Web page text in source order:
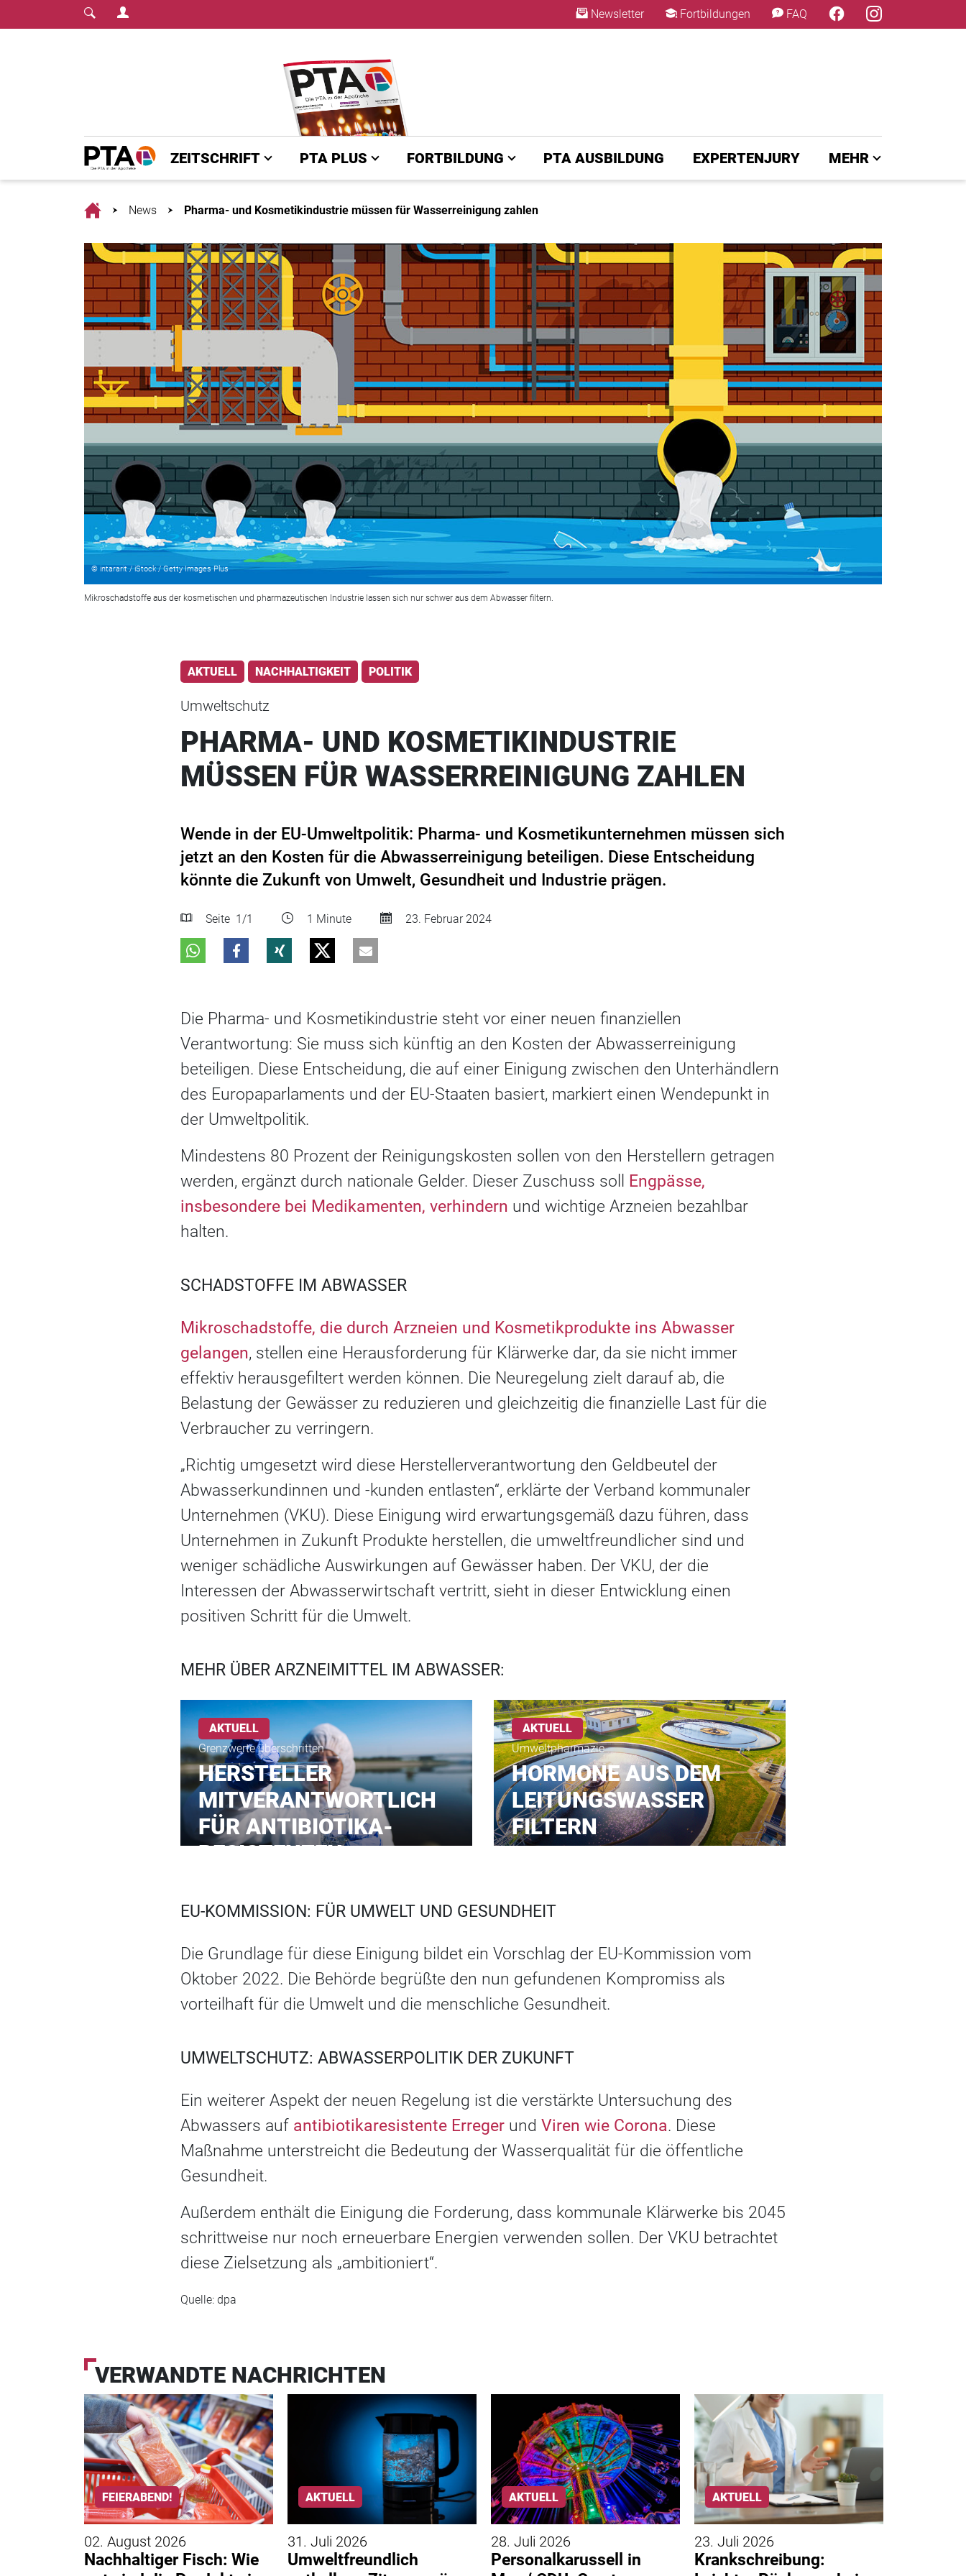
Login Menu Newsletter Fortbildungen FAQ
Home
ZEITSCHRIFT PTA PLUS FORTBILDUNG PTA AUSBILDUNG EXPERTENJURY MEHR
HomeNews Pharma- und Kosmetikindustrie müssen für Wasserreinigung zahlen
© intararit / iStock / Getty Images Plus
Mikroschadstoffe aus der kosmetischen und pharmazeutischen Industrie lassen sich nur schwer aus dem Abwasser filtern.
AKTUELL NACHHALTIGKEIT POLITIK
Umweltschutz
PHARMA- UND KOSMETIKINDUSTRIE
MÜSSEN FÜR WASSERREINIGUNG ZAHLEN
Wende in der EU-Umweltpolitik: Pharma- und Kosmetikunternehmen müssen sich
jetzt an den Kosten für die Abwasserreinigung beteiligen. Diese Entscheidung
könnte die Zukunft von Umwelt, Gesundheit und Industrie prägen.
Seite 1 /1 1 Minute 23. Februar 2024
Die Pharma- und Kosmetikindustrie steht vor einer neuen finanziellen
Verantwortung: Sie muss sich künftig an den Kosten der Abwasserreinigung
beteiligen. Diese Entscheidung, die auf einer Einigung zwischen den Unterhändlern
des Europaparlaments und der EU-Staaten basiert, markiert einen Wendepunkt in
der Umweltpolitik.
Mindestens 80 Prozent der Reinigungskosten sollen von den Herstellern getragen
werden, ergänzt durch nationale Gelder. Dieser Zuschuss soll Engpässe,
insbesondere bei Medikamenten, verhindern und wichtige Arzneien bezahlbar
halten.
SCHADSTOFFE IM ABWASSER
Mikroschadstoffe, die durch Arzneien und Kosmetikprodukte ins Abwasser
gelangen, stellen eine Herausforderung für Klärwerke dar, da sie nicht immer
effektiv herausgefiltert werden können. Die Neuregelung zielt darauf ab, die
Belastung der Gewässer zu reduzieren und gleichzeitig die finanzielle Last für die
Verbraucher zu verringern.
„Richtig umgesetzt wird diese Herstellerverantwortung den Geldbeutel der
Abwasserkundinnen und -kunden entlasten“, erklärte der Verband kommunaler
Unternehmen (VKU). Diese Einigung wird erwartungsgemäß dazu führen, dass
Unternehmen in Zukunft Produkte herstellen, die umweltfreundlicher sind und
weniger schädliche Auswirkungen auf Gewässer haben. Der VKU, der die
Interessen der Abwasserwirtschaft vertritt, sieht in dieser Entwicklung einen
positiven Schritt für die Umwelt.
MEHR ÜBER ARZNEIMITTEL IM ABWASSER:
AKTUELL
Grenzwerte überschritten
HERSTELLER
MITVERANTWORTLICH
FÜR ANTIBIOTIKA-
RESISTENZEN
AKTUELL
Umweltpharmazie
HORMONE AUS DEM
LEITUNGSWASSER
FILTERN
EU-KOMMISSION: FÜR UMWELT UND GESUNDHEIT
Die Grundlage für diese Einigung bildet ein Vorschlag der EU-Kommission vom
Oktober 2022. Die Behörde begrüßte den nun gefundenen Kompromiss als
vorteilhaft für die Umwelt und die menschliche Gesundheit.
UMWELTSCHUTZ: ABWASSERPOLITIK DER ZUKUNFT
Ein weiterer Aspekt der neuen Regelung ist die verstärkte Untersuchung des
Abwassers auf antibiotikaresistente Erreger und Viren wie Corona. Diese
Maßnahme unterstreicht die Bedeutung der Wasserqualität für die öffentliche
Gesundheit.
Außerdem enthält die Einigung die Forderung, dass kommunale Klärwerke bis 2045
schrittweise nur noch erneuerbare Energien verwenden sollen. Der VKU betrachtet
diese Zielsetzung als „ambitioniert“.
Quelle: dpa
VERWANDTE NACHRICHTEN
FEIERABEND!
02. August 2026
Nachhaltiger Fisch: Wie
AKTUELL
31. Juli 2026
Umweltfreundlich
AKTUELL
28. Juli 2026
Personalkarussell in
AKTUELL
23. Juli 2026
Krankschreibung:
×